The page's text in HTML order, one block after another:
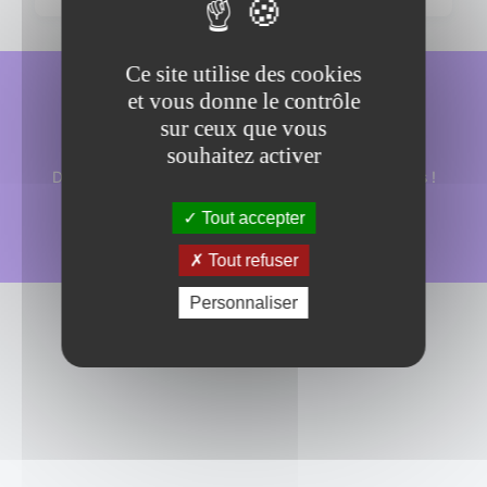
une base de données (introduction)
Envie de devenir un(e)
membre de la AXOTeam ?
Découvrez notre univers tech et nos offres d'emplois !
Je postule
Ce site utilise des cookies
et vous donne le contrôle
sur ceux que vous
souhaitez activer
Tout accepter
Tout refuser
Personnaliser